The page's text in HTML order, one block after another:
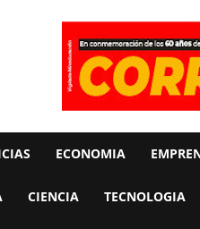
ECONOMIA
CIENCIA TECNOLOGIA